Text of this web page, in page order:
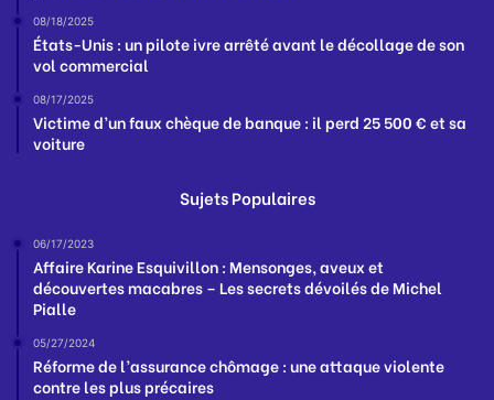
08/18/2025
États-Unis : un pilote ivre arrêté avant le décollage de son
vol commercial
08/17/2025
Victime d’un faux chèque de banque : il perd 25 500 € et sa
voiture
Sujets Populaires
06/17/2023
Affaire Karine Esquivillon : Mensonges, aveux et
découvertes macabres – Les secrets dévoilés de Michel
Pialle
05/27/2024
Réforme de l’assurance chômage : une attaque violente
contre les plus précaires